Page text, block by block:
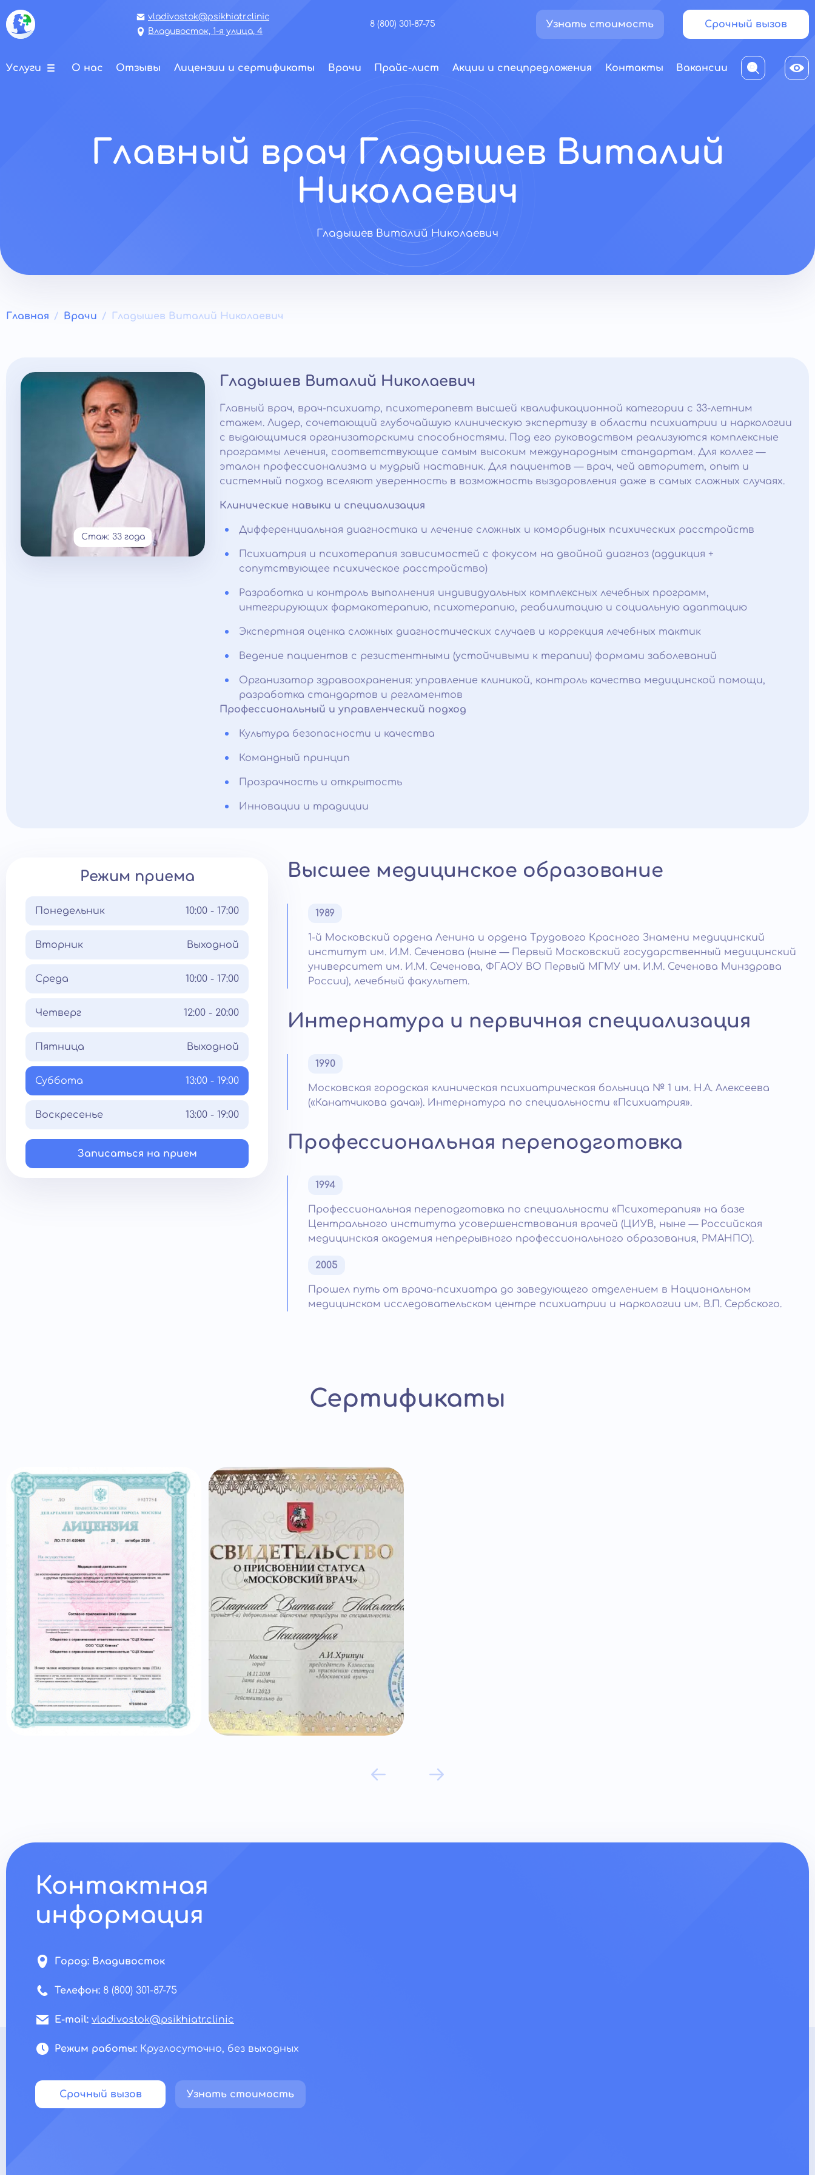
vladivostok@psikhiatr.clinic
Владивосток, 1-я улица, 4
8 (800) 301-87-75 Узнать стоимость Срочный вызов
Услуги О нас Отзывы Лицензии и сертификаты Врачи Прайс-лист Акции и спецпредложения Контакты Вакансии
Главный врач Гладышев Виталий
Николаевич
Гладышев Виталий Николаевич
Главная Врачи Гладышев Виталий Николаевич
Стаж: 33 года
Гладышев Виталий Николаевич
Главный врач, врач-психиатр, психотерапевт высшей квалификационной категории с 33-летним
стажем. Лидер, сочетающий глубочайшую клиническую экспертизу в области психиатрии и наркологии
с выдающимися организаторскими способностями. Под его руководством реализуются комплексные
программы лечения, соответствующие самым высоким международным стандартам. Для коллег —
эталон профессионализма и мудрый наставник. Для пациентов — врач, чей авторитет, опыт и
системный подход вселяют уверенность в возможность выздоровления даже в самых сложных случаях.
Клинические навыки и специализация
Дифференциальная диагностика и лечение сложных и коморбидных психических расстройств
Психиатрия и психотерапия зависимостей с фокусом на двойной диагноз (аддикция +
сопутствующее психическое расстройство)
Разработка и контроль выполнения индивидуальных комплексных лечебных программ,
интегрирующих фармакотерапию, психотерапию, реабилитацию и социальную адаптацию
Экспертная оценка сложных диагностических случаев и коррекция лечебных тактик
Ведение пациентов с резистентными (устойчивыми к терапии) формами заболеваний
Организатор здравоохранения: управление клиникой, контроль качества медицинской помощи,
разработка стандартов и регламентов
Профессиональный и управленческий подход
Культура безопасности и качества
Командный принцип
Прозрачность и открытость
Инновации и традиции
Режим приема
Понедельник 10:00 - 17:00
Вторник Выходной
Среда 10:00 - 17:00
Четверг 12:00 - 20:00
Пятница Выходной
Суббота 13:00 - 19:00
Воскресенье 13:00 - 19:00
Записаться на прием
Высшее медицинское образование
1989
1-й Московский ордена Ленина и ордена Трудового Красного Знамени медицинский
институт им. И.М. Сеченова (ныне — Первый Московский государственный медицинский
университет им. И.М. Сеченова, ФГАОУ ВО Первый МГМУ им. И.М. Сеченова Минздрава
России), лечебный факультет.
Интернатура и первичная специализация
1990
Московская городская клиническая психиатрическая больница № 1 им. Н.А. Алексеева
(«Канатчикова дача»). Интернатура по специальности «Психиатрия».
Профессиональная переподготовка
1994
Профессиональная переподготовка по специальности «Психотерапия» на базе
Центрального института усовершенствования врачей (ЦИУВ, ныне — Российская
медицинская академия непрерывного профессионального образования, РМАНПО).
2005
Прошел путь от врача-психиатра до заведующего отделением в Национальном
медицинском исследовательском центре психиатрии и наркологии им. В.П. Сербского.
Сертификаты
Контактная
информация
Город: Владивосток
Телефон: 8 (800) 301-87-75
E-mail: vladivostok@psikhiatr.clinic
Режим работы: Круглосуточно, без выходных
Срочный вызов Узнать стоимость